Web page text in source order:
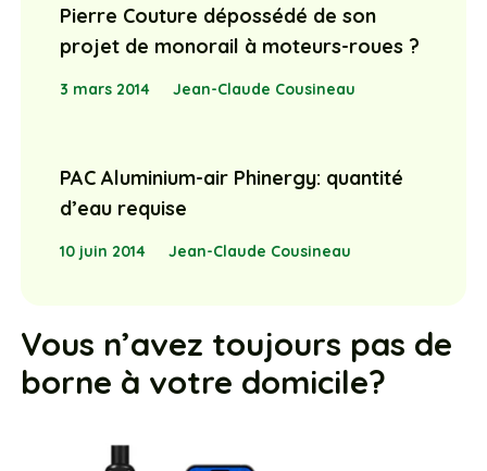
Pierre Couture dépossédé de son
projet de monorail à moteurs-roues ?
3 mars 2014 Jean-Claude Cousineau
PAC Aluminium-air Phinergy: quantité
d’eau requise
10 juin 2014 Jean-Claude Cousineau
Vous n’avez toujours pas de
borne à votre domicile?